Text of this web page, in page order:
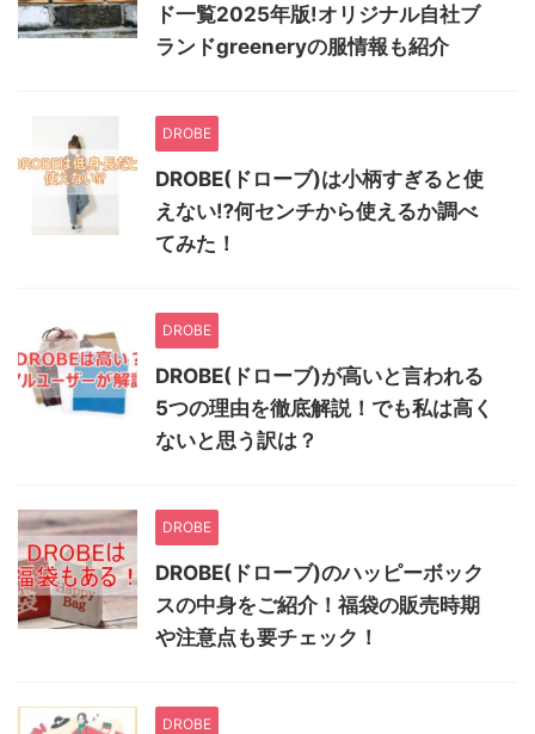
ド一覧2025年版!オリジナル自社ブ
ランドgreeneryの服情報も紹介
DROBE
DROBE(ドローブ)は小柄すぎると使
えない⁉何センチから使えるか調べ
てみた！
DROBE
DROBE(ドローブ)が高いと言われる
5つの理由を徹底解説！でも私は高く
ないと思う訳は？
DROBE
DROBE(ドローブ)のハッピーボック
スの中身をご紹介！福袋の販売時期
や注意点も要チェック！
DROBE